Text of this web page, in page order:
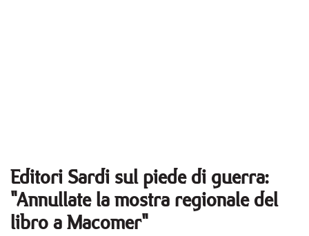
Editori Sardi sul piede di guerra:
"Annullate la mostra regionale del
libro a Macomer"